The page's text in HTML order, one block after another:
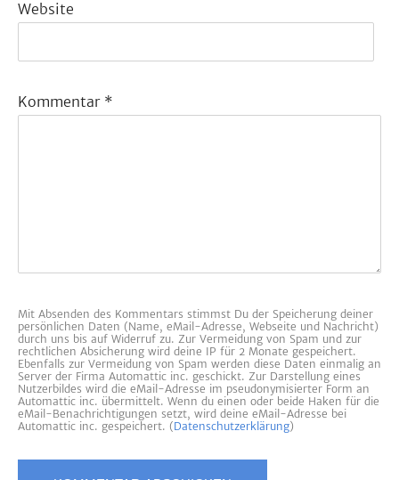
Website
Kommentar *
Mit Absenden des Kommentars stimmst Du der Speicherung deiner
persönlichen Daten (Name, eMail-Adresse, Webseite und Nachricht)
durch uns bis auf Widerruf zu. Zur Vermeidung von Spam und zur
rechtlichen Absicherung wird deine IP für 2 Monate gespeichert.
Ebenfalls zur Vermeidung von Spam werden diese Daten einmalig an
Server der Firma Automattic inc. geschickt. Zur Darstellung eines
Nutzerbildes wird die eMail-Adresse im pseudonymisierter Form an
Automattic inc. übermittelt. Wenn du einen oder beide Haken für die
eMail-Benachrichtigungen setzt, wird deine eMail-Adresse bei
Automattic inc. gespeichert. (Datenschutzerklärung)